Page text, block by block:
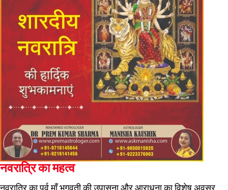
नवरात्रि का महत्व